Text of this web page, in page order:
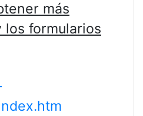
más
los formularios